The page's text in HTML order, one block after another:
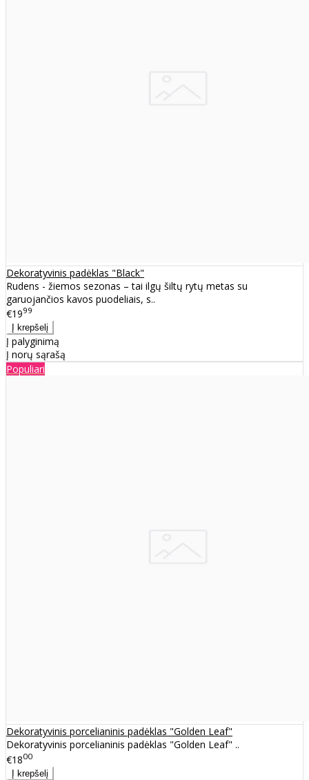
Dekoratyvinis padėklas "Black"
Rudens - žiemos sezonas – tai ilgų šiltų rytų metas su
garuojančios kavos puodeliais, s..
€1999
Į palyginimą
Į norų sąrašą
Populiari
Dekoratyvinis porcelianinis padėklas "Golden Leaf"
Dekoratyvinis porcelianinis padėklas "Golden Leaf" ..
€1800